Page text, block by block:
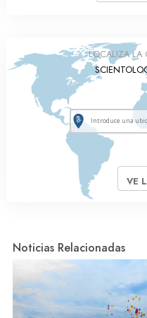
LOCALIZA LA
VE
Noticias Relacionadas